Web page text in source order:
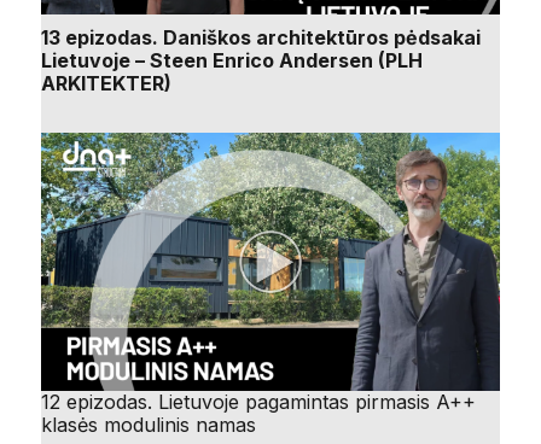
13 epizodas. Daniškos architektūros pėdsakai
Lietuvoje – Steen Enrico Andersen (PLH
ARKITEKTER)
12 epizodas. Lietuvoje pagamintas pirmasis A++
klasės modulinis namas